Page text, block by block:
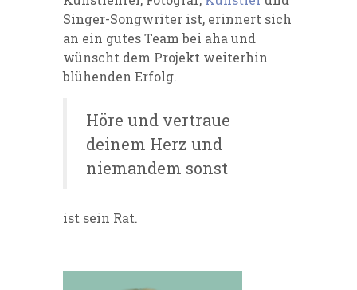
Singer-Songwriter ist, erinnert sich
an ein gutes Team bei aha und
wünscht dem Projekt weiterhin
blühenden Erfolg.
Höre und vertraue
deinem Herz und
niemandem sonst
ist sein Rat.